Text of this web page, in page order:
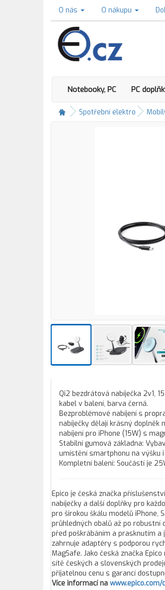
O nás O nákupu
Notebooky, PC PC
Spotřební elektro
Qi2 bezdrátová nabíječka 2v1,
kabel v balení, barva černá.
Bezproblémové nabíjení s
nabíječky dělají krásný doplněk
nabíjení pro iPhone (15W) s
Stabilní gumová základna:
umístění smartphonu na výšku i
Kompletní balení: Součástí je
Epico je česká značka
nabíječky a další doplňky pro
pro širokou škálu modelů iPhone,
průhledných obalů až po robustní
před poškrábáním a prasknutím a
zahrnuje adaptéry s podporou
MagSafe. Jako česká značka
sítě českých a slovenských
přijatelnou cenu s garancí
Více informací na www.epico.com/